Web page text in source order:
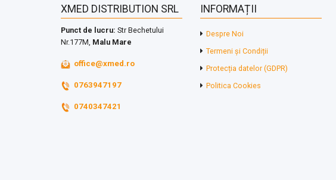
XMED DISTRIBUTION SRL
Punct de lucru: Str Bechetului
Nr.177M, Malu Mare
office@xmed.ro
0763947197
0740347421
INFORMAȚII
Despre Noi
Termeni și Condiții
Protecția datelor (GDPR)
Politica Cookies